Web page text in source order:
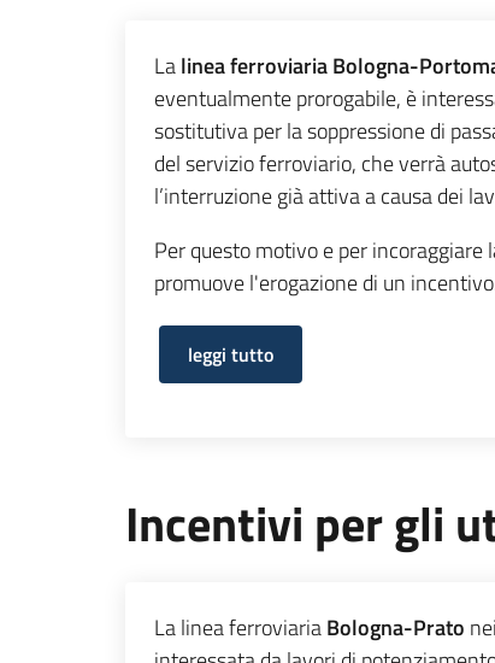
Lalinea ferroviaria Bologna-
eventualmente prorogabile, è
sostitutiva per la soppressione di
del servizio ferroviario, che verrà
l’interruzione già attiva a causa dei
Per questo motivo e per
promuove l'erogazione di un
leggi tutto
Incentivi per gli
La linea ferroviariaBologna-Prato